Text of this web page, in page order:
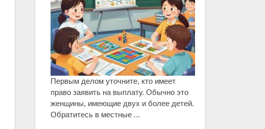
Первым делом уточните, кто имеет
право заявить на выплату. Обычно это
женщины, имеющие двух и более детей.
Обратитесь в местные ...